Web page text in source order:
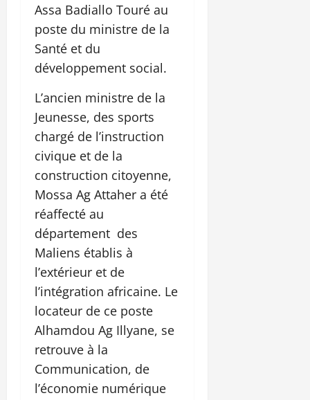
Assa Badiallo Touré au
poste du ministre de la
Santé et du
développement social.
L’ancien ministre de la
Jeunesse, des sports
chargé de l’instruction
civique et de la
construction citoyenne,
Mossa Ag Attaher a été
réaffecté au
département des
Maliens établis à
l’extérieur et de
l’intégration africaine. Le
locateur de ce poste
Alhamdou Ag Illyane, se
retrouve à la
Communication, de
l’économie numérique